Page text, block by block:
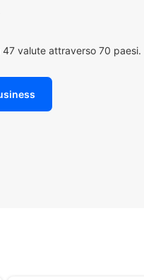
valute attraverso 70 paesi.